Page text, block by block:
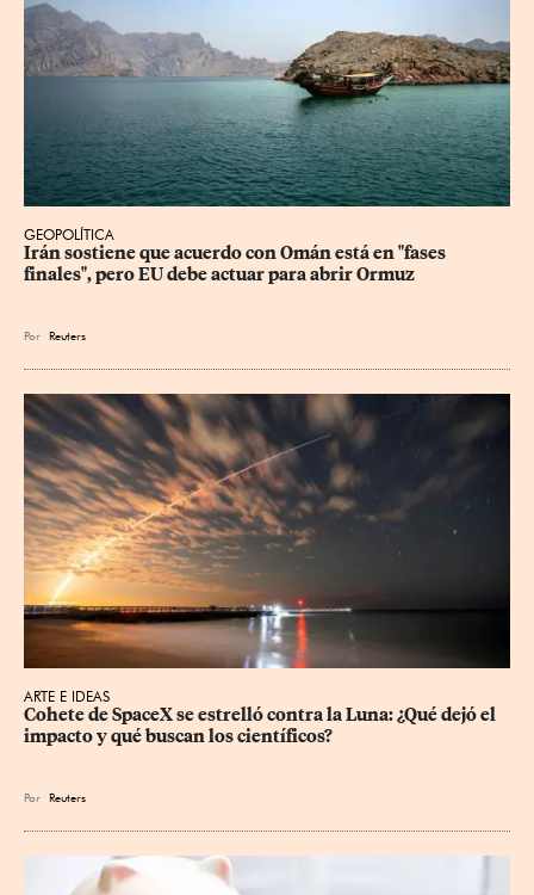
GEOPOLÍTICA
Irán sostiene que acuerdo con Omán está en "fases
finales", pero EU debe actuar para abrir Ormuz
Por Reuters
ARTE E IDEAS
Cohete de SpaceX se estrelló contra la Luna: ¿Qué dejó el
impacto y qué buscan los científicos?
Por Reuters